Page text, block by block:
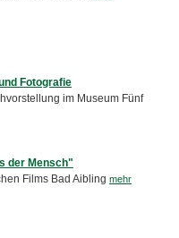
Fotografie
im Museum Fünf
der Mensch"
Films Bad Aibling mehr